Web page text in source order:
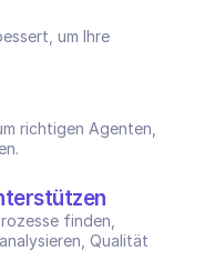
um Ihre
richtigen Agenten,
finden,
Qualität